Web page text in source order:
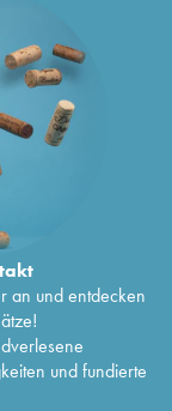
31
42€
35
31
41
38€
an und entdecken
und fundierte